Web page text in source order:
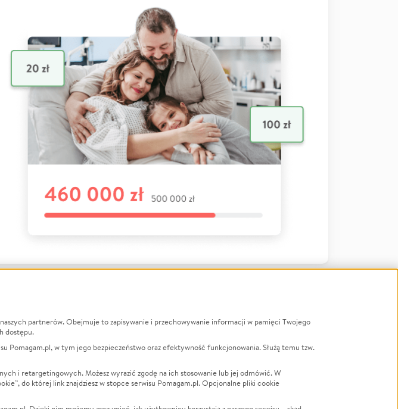
Zbieraj na
Leczenie
Zwierzęta
Pożar
LGBTQ+
Powódź
Wichura
partnerów. Obejmuje to zapisywanie i przechowywanie informacji w pamięci Twojego
dostępu.
Pomagam.pl, w tym jego bezpieczeństwo oraz efektywność funkcjonowania. Służą temu tzw.
i retargetingowych. Możesz wyrazić zgodę na ich stosowanie lub jej odmówić. W
do której link znajdziesz w stopce serwisu Pomagam.pl. Opcjonalne pliki cookie